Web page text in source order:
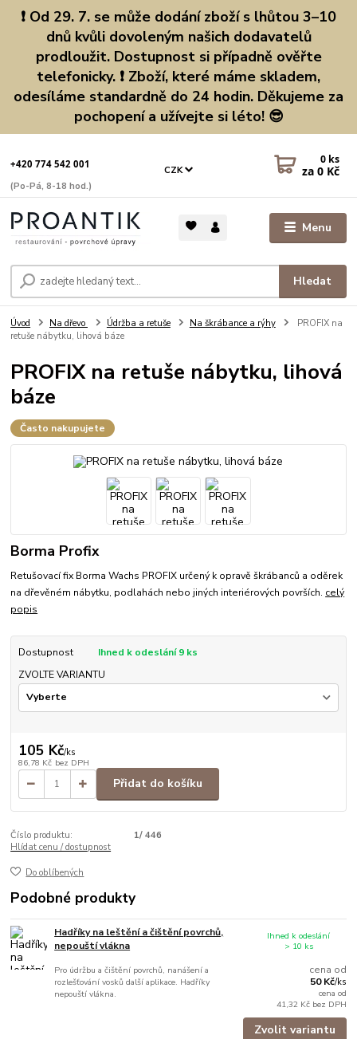
❗ Od 29. 7. se může dodání zboží s lhůtou 3–10
dnů kvůli dovoleným našich dodavatelů
prodloužit. Dostupnost si případně ověřte
telefonicky. ❗ Zboží, které máme skladem,
odesíláme standardně do 24 hodin. Děkujeme za
pochopení a užívejte si léto! 😎
Menu
CZK
Hledat
+420 774 542 001
(Po-Pá, 8-18 hod.)
0 ks
za 0 Kč
Úvod Na dřevo Údržba a retuše Na škrábance a rýhy
PROFIX na
retuše nábytku, lihová báze
PROFIX na retuše nábytku, lihová
báze
Často nakupujete
Borma Profix
Retušovací fix Borma Wachs PROFIX určený k opravě škrábanců a oděrek
na dřevěném nábytku, podlahách nebo jiných interiérových površích. celý
popis
Dostupnost
Ihned k odeslání 9 ks
ZVOLTE VARIANTU
105 Kč/ks
86,78 Kč bez DPH
Přidat do košíku
Číslo produktu:
1/ 446
Hlídat cenu / dostupnost
Do oblíbených
Podobné produkty
Hadříky na leštění a čištění povrchů,
nepouští vlákna
Pro údržbu a čištění povrchů, nanášení a
rozlešťování vosků další aplikace. Hadříky
nepouští vlákna.
cena od
50 Kč/ks
cena od
41,32 Kč bez DPH
Ihned k odeslání
> 10 ks
Zvolit variantu